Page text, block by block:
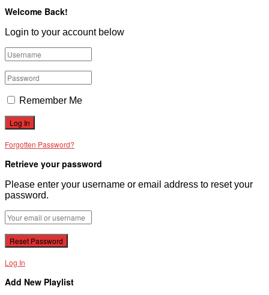
Welcome Back!
Login to your account below
Remember Me
Forgotten Password?
Retrieve your password
Please enter your username or email address to reset your
password.
Log In
Add New Playlist